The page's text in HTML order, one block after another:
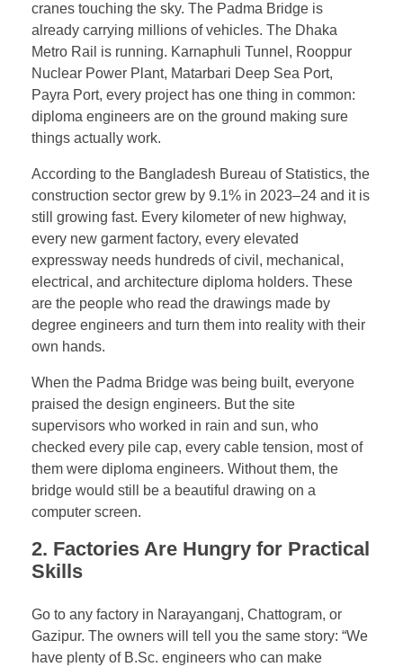
cranes touching the sky. The Padma Bridge is
already carrying millions of vehicles. The Dhaka
Metro Rail is running. Karnaphuli Tunnel, Rooppur
Nuclear Power Plant, Matarbari Deep Sea Port,
Payra Port, every project has one thing in common:
diploma engineers are on the ground making sure
things actually work.
According to the Bangladesh Bureau of Statistics, the
construction sector grew by 9.1% in 2023–24 and it is
still growing fast. Every kilometer of new highway,
every new garment factory, every elevated
expressway needs hundreds of civil, mechanical,
electrical, and architecture diploma holders. These
are the people who read the drawings made by
degree engineers and turn them into reality with their
own hands.
When the Padma Bridge was being built, everyone
praised the design engineers. But the site
supervisors who worked in rain and sun, who
checked every pile cap, every cable tension, most of
them were diploma engineers. Without them, the
bridge would still be a beautiful drawing on a
computer screen.
2. Factories Are Hungry for Practical
Skills
Go to any factory in Narayanganj, Chattogram, or
Gazipur. The owners will tell you the same story: “We
have plenty of B.Sc. engineers who can make